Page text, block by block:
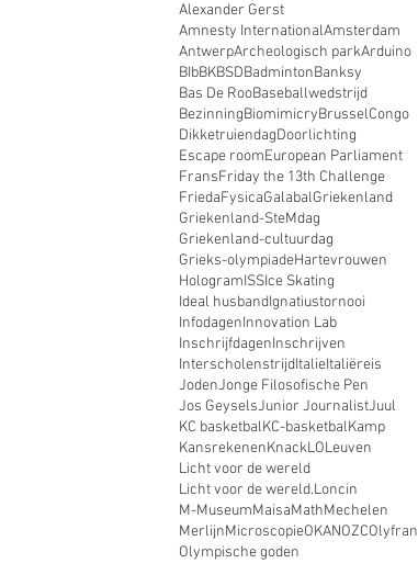
Alexander Gerst
Amnesty InternationalAmsterdam
AntwerpArcheologisch parkArduino
BIbBKBSDBadmintonBanksy
Bas De RooBaseballwedstrijd
BezinningBiomimicryBrusselCongo
DikketruiendagDoorlichting
Escape roomEuropean Parliament
FransFriday the 13th Challenge
FriedaFysicaGalabalGriekenland
Griekenland-SteMdag
Griekenland-cultuurdag
Grieks-olympiadeHartevrouwen
HologramISSIce Skating
Ideal husbandIgnatiustornooi
InfodagenInnovation Lab
InschrijfdagenInschrijven
InterscholenstrijdItalieItaliëreis
JodenJonge Filosofische Pen
Jos GeyselsJunior JournalistJuul
KC basketbalKC-basketbalKamp
KansrekenenKnackLOLeuven
Licht voor de wereld
Licht voor de wereld.Loncin
M-MuseumMaisaMathMechelen
MerlijnMicroscopieOKANOZCOlyfran
Olympische goden